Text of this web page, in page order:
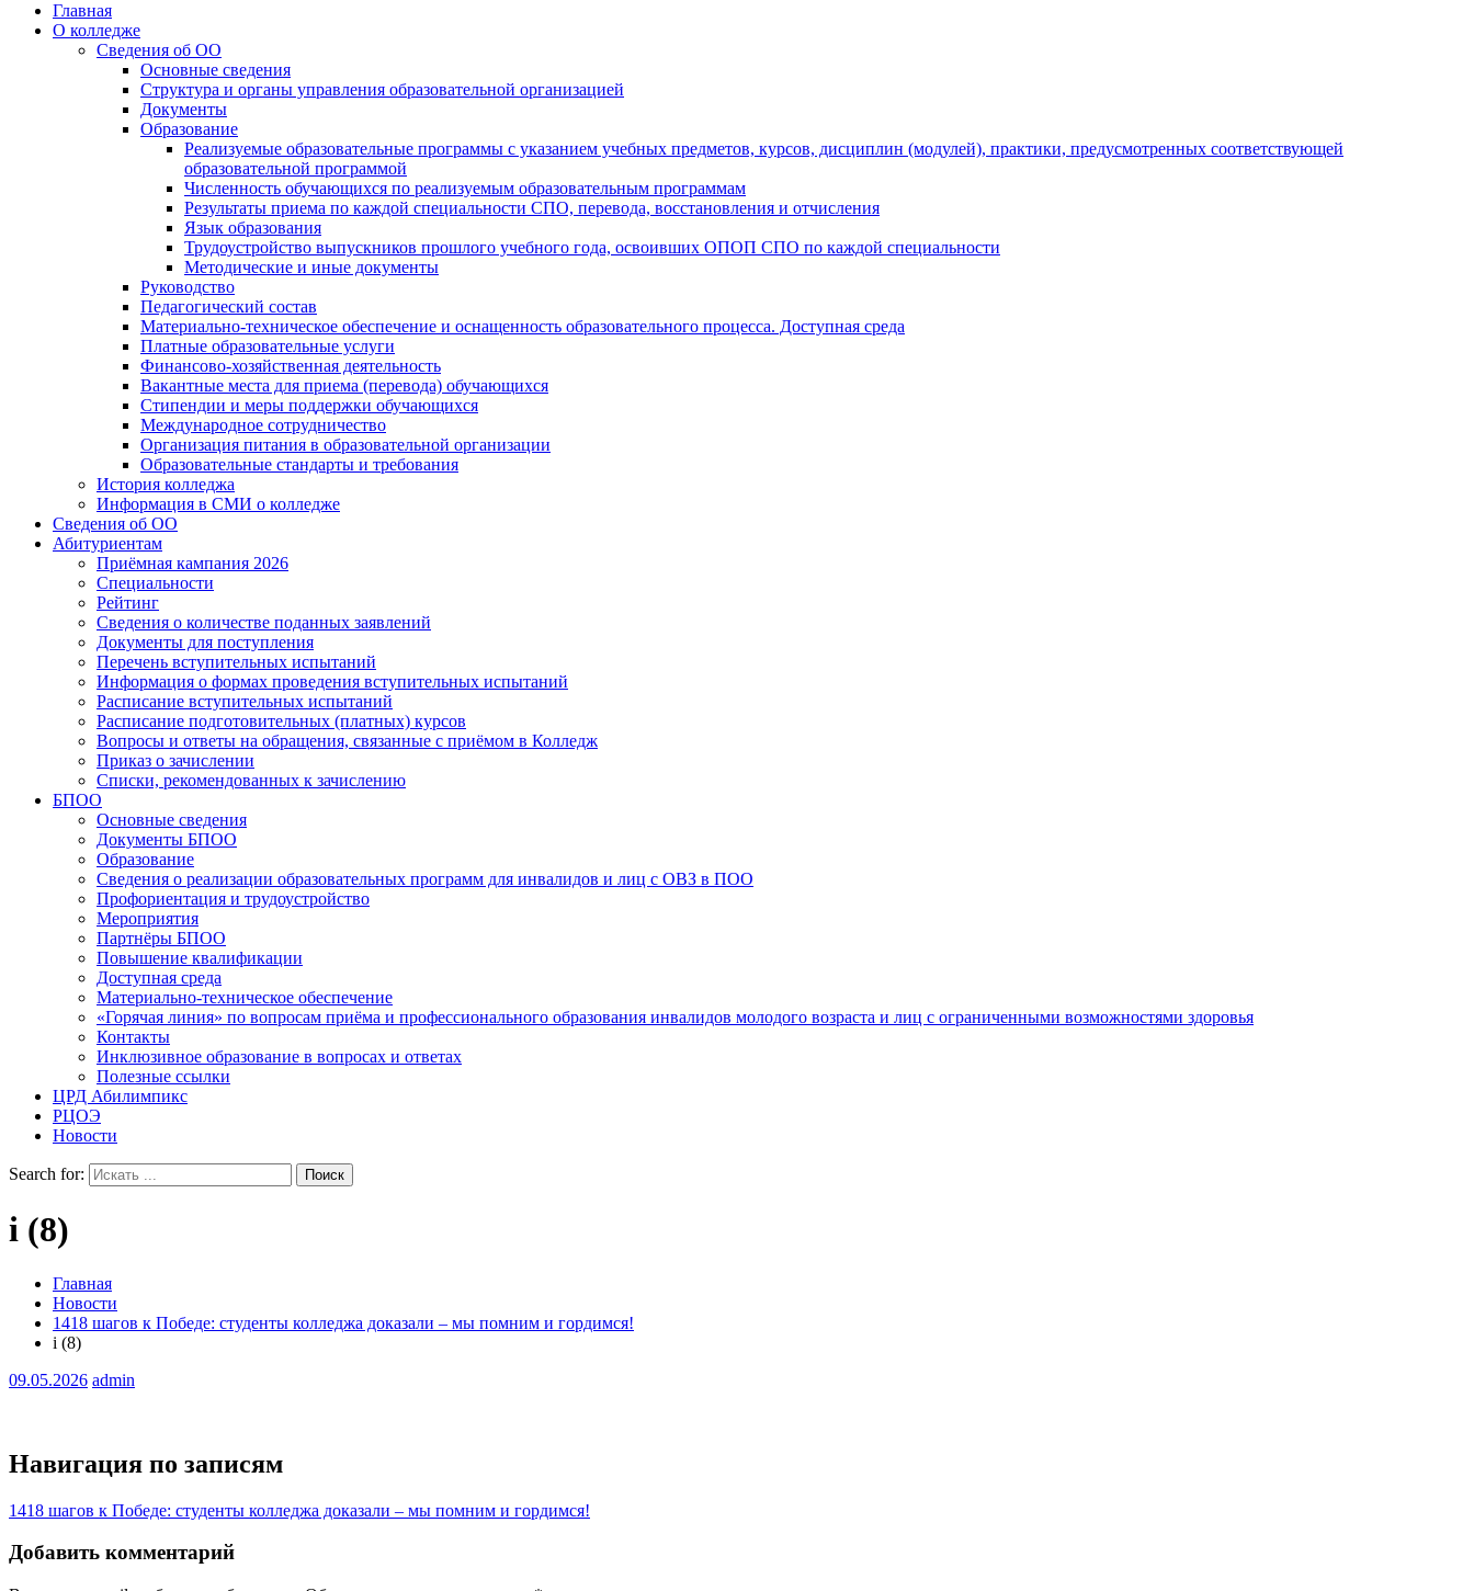
Главная
О колледже
Сведения об ОО
Основные сведения
Структура и органы управления образовательной организацией
Документы
Образование
Реализуемые образовательные программы с указанием учебных предметов, курсов, дисциплин (модулей), практики, предусмотренных соответствующей
образовательной программой
Численность обучающихся по реализуемым образовательным программам
Результаты приема по каждой специальности СПО, перевода, восстановления и отчисления
Язык образования
Трудоустройство выпускников прошлого учебного года, освоивших ОПОП СПО по каждой специальности
Методические и иные документы
Руководство
Педагогический состав
Материально-техническое обеспечение и оснащенность образовательного процесса. Доступная среда
Платные образовательные услуги
Финансово-хозяйственная деятельность
Вакантные места для приема (перевода) обучающихся
Стипендии и меры поддержки обучающихся
Международное сотрудничество
Организация питания в образовательной организации
Образовательные стандарты и требования
История колледжа
Информация в СМИ о колледже
Сведения об ОО
Абитуриентам
Приёмная кампания 2026
Специальности
Рейтинг
Сведения о количестве поданных заявлений
Документы для поступления
Перечень вступительных испытаний
Информация о формах проведения вступительных испытаний
Расписание вступительных испытаний
Расписание подготовительных (платных) курсов
Вопросы и ответы на обращения, связанные с приёмом в Колледж
Приказ о зачислении
Списки, рекомендованных к зачислению
БПОО
Основные сведения
Документы БПОО
Образование
Сведения о реализации образовательных программ для инвалидов и лиц с ОВЗ в ПОО
Профориентация и трудоустройство
Мероприятия
Партнёры БПОО
Повышение квалификации
Доступная среда
Материально-техническое обеспечение
«Горячая линия» по вопросам приёма и профессионального образования инвалидов молодого возраста и лиц с ограниченными возможностями здоровья
Контакты
Инклюзивное образование в вопросах и ответах
Полезные ссылки
ЦРД Абилимпикс
РЦОЭ
Новости
Search for:
i (8)
Главная
Новости
1418 шагов к Победе: студенты колледжа доказали – мы помним и гордимся!
i (8)
09.05.2026 admin
Навигация по записям
1418 шагов к Победе: студенты колледжа доказали – мы помним и гордимся!
Добавить комментарий